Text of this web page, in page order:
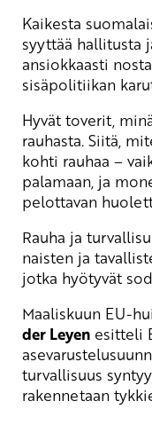
Kaikesta
syyttää hallitusta
ansiokkaasti
sisäpolitiikan
Hyvät toverit,
rauhasta. Siitä,
kohti rauhaa –
palamaan, ja
pelottavan
Rauha ja
naisten ja
jotka hyötyvät
Maaliskuun EU-
der Leyen esitteli
turvallisuus
rakennetaan